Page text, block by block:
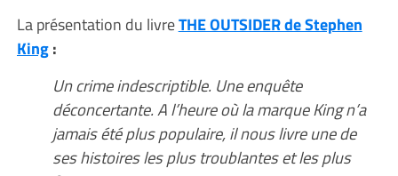
La présentation du livreTHE OUTSIDER de Stephen
King:
Un crime indescriptible. Une enquête
déconcertante. A l’heure où la marque King n’a
jamais été plus populaire, il nous livre une de
ses histoires les plus troublantes et les plus